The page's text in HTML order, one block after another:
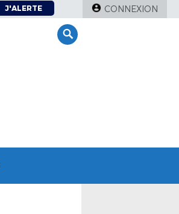
J'ALERTE CONNEXION